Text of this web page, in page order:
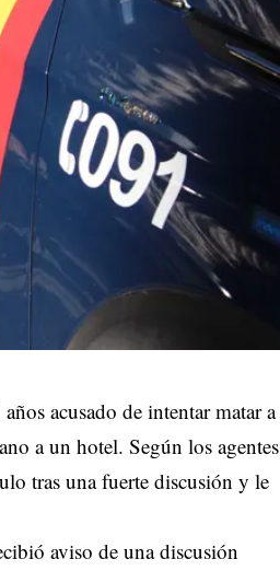
acusado de intentar matar a
a un hotel. Según los agentes
tras una fuerte discusión y le
aviso de una discusión